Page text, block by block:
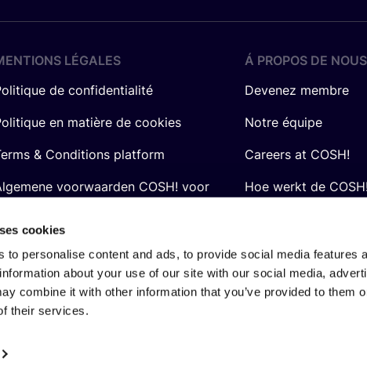
cookies
to personalise content and ads, to provide social media features
about your use of our site with our social media,
combine it with other information that you’ve provided to them
their services.
LÉGALES
de confidentialité
en matière de cookies
& Conditions platform
voorwaarden COSH! voor
Á PROPOS DE NOUS
Devenez membre
Notre équipe
Careers at COSH!
Hoe werkt de